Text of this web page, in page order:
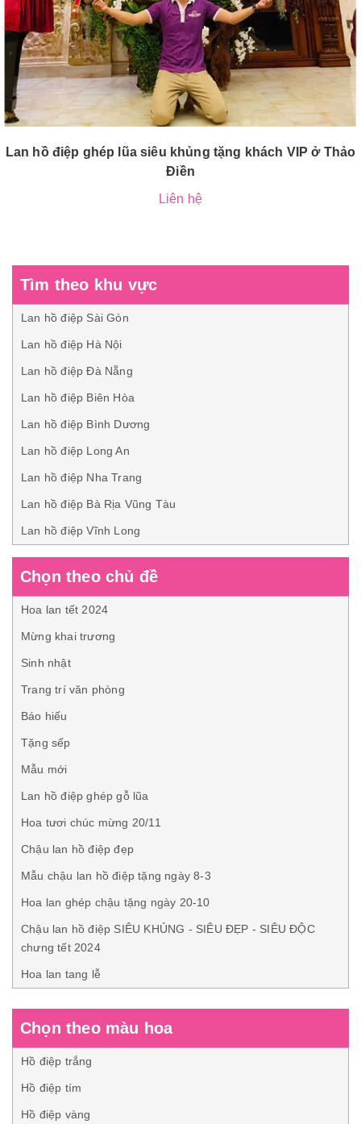
Lan hồ điệp ghép lũa siêu khủng tặng khách VIP ở Thảo
Điền
Liên hệ
Tìm theo khu vực
Lan hồ điệp Sài Gòn
Lan hồ điệp Hà Nội
Lan hồ điệp Đà Nẵng
Lan hồ điệp Biên Hòa
Lan hồ điệp Bình Dương
Lan hồ điệp Long An
Lan hồ điệp Nha Trang
Lan hồ điệp Bà Rịa Vũng Tàu
Lan hồ điệp Vĩnh Long
Chọn theo chủ đề
Hoa lan tết 2024
Mừng khai trương
Sinh nhật
Trang trí văn phòng
Báo hiếu
Tặng sếp
Mẫu mới
Lan hồ điệp ghép gỗ lũa
Hoa tươi chúc mừng 20/11
Chậu lan hồ điệp đẹp
Mẫu chậu lan hồ điệp tặng ngày 8-3
Hoa lan ghép chậu tặng ngày 20-10
Chậu lan hồ điệp SIÊU KHỦNG - SIÊU ĐẸP - SIÊU ĐỘC
chưng tết 2024
Hoa lan tang lễ
Chọn theo màu hoa
Hồ điệp trắng
Hồ điệp tím
Hồ điệp vàng